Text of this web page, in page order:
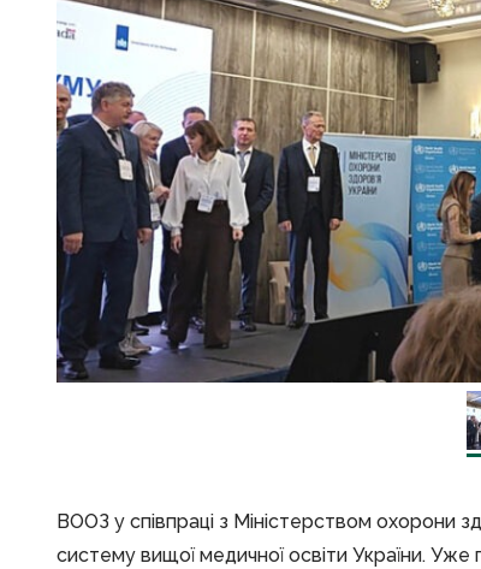
ВООЗ у співпраці з Міністерством охорони
систему вищої медичної освіти України.